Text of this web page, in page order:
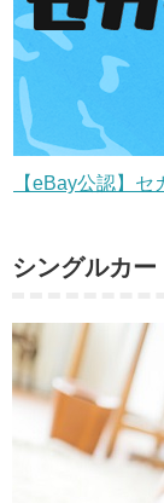
【eBay公認】セ
シングルカ